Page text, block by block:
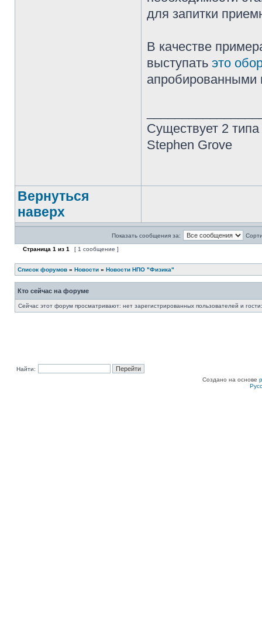
для запитки
В качестве
выступать это
апробированными
Существует 2
Stephen Grove
Вернуться
наверх
Показать сообщения за:
Страница 1 из 1 [ 1 сообщение ]
Список форумов » Новости » Новости НПО "Физика"
Кто сейчас на форуме
Сейчас этот форум просматривают: нет зарегистрированных пользователей и
Найти:
Создано на основе